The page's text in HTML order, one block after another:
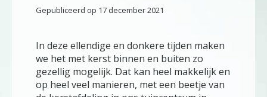
Gepubliceerd op 17 december 2021
In deze ellendige en donkere tijden maken
we het met kerst binnen en buiten zo
gezellig mogelijk. Dat kan heel makkelijk en
op heel veel manieren, met een beetje van